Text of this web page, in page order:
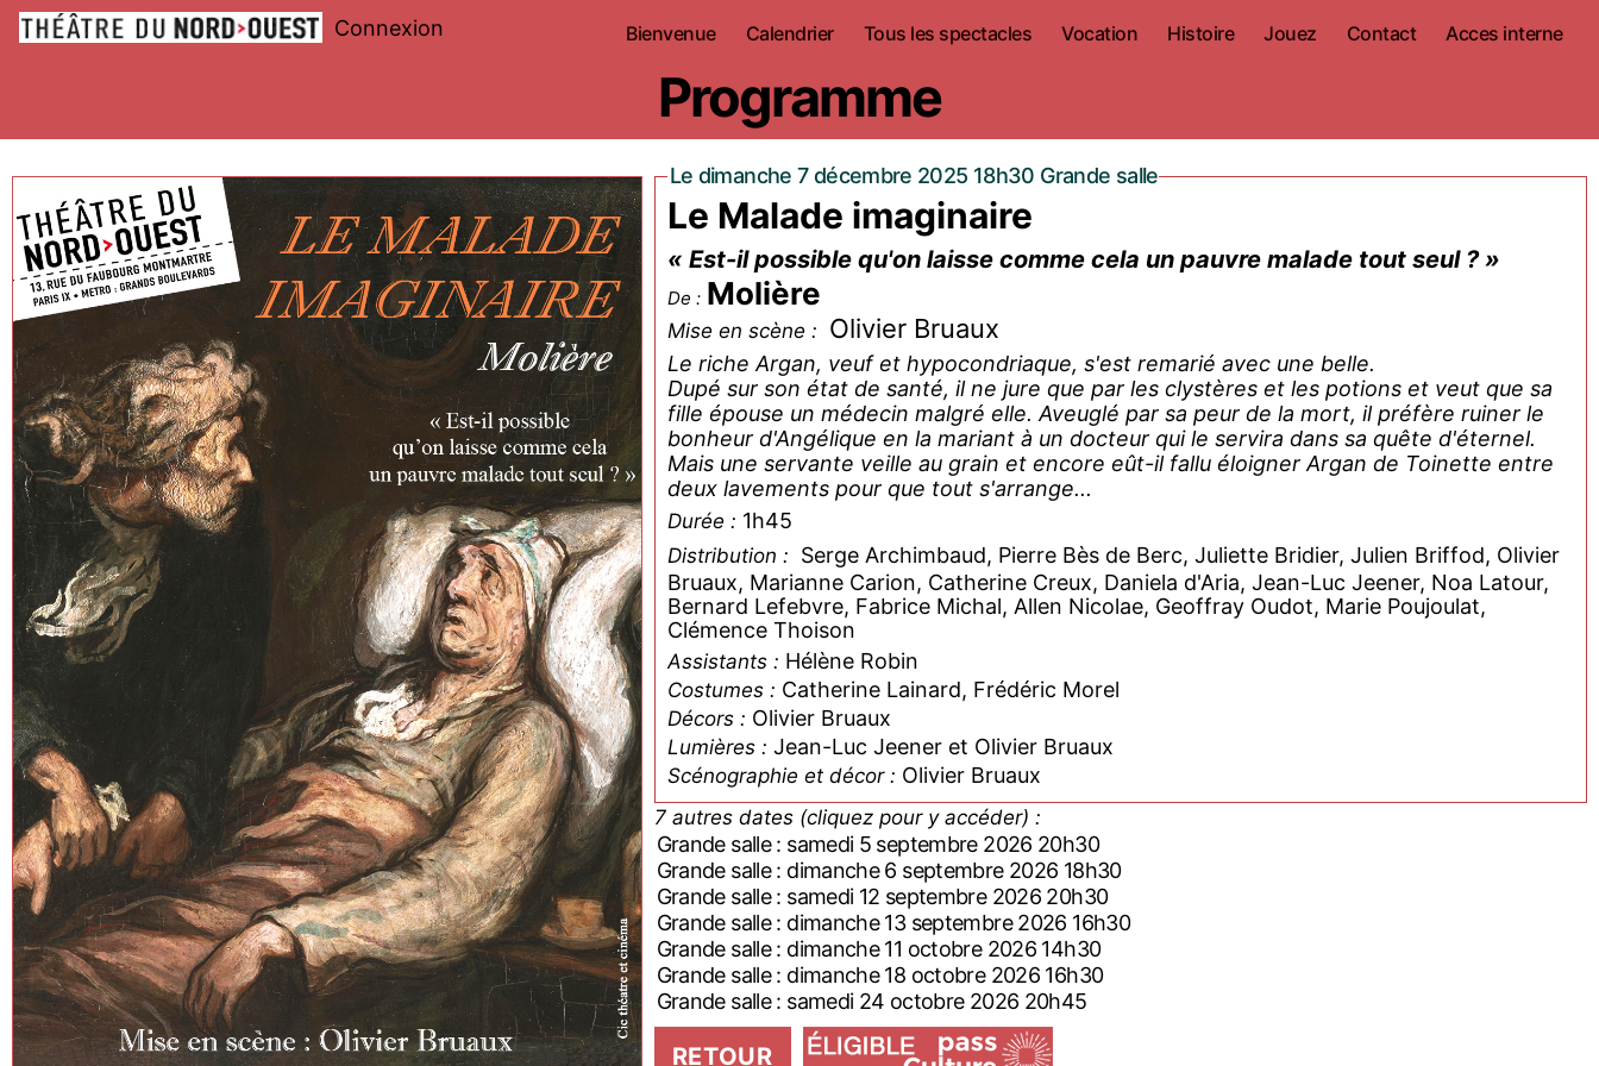
Connexion Bienvenue Calendrier Tous les spectacles Vocation Histoire Jouez Contact Acces interne
Programme
Le dimanche 7 décembre 2025 18h30 Grande salle
Le Malade imaginaire
« Est-il possible qu'on laisse comme cela un pauvre malade tout seul ? »
De : Molière
Mise en scène : Olivier Bruaux
Le riche Argan, veuf et hypocondriaque, s'est remarié avec une belle.
Dupé sur son état de santé, il ne jure que par les clystères et les potions et veut que sa
fille épouse un médecin malgré elle. Aveuglé par sa peur de la mort, il préfère ruiner le
bonheur d'Angélique en la mariant à un docteur qui le servira dans sa quête d'éternel.
Mais une servante veille au grain et encore eût-il fallu éloigner Argan de Toinette entre
deux lavements pour que tout s'arrange...
Durée : 1h45
Distribution : Serge Archimbaud, Pierre Bès de Berc, Juliette Bridier, Julien Briffod, Olivier
Bruaux, Marianne Carion, Catherine Creux, Daniela d'Aria, Jean-Luc Jeener, Noa Latour,
Bernard Lefebvre, Fabrice Michal, Allen Nicolae, Geoffray Oudot, Marie Poujoulat,
Clémence Thoison
Assistants : Hélène Robin
Costumes : Catherine Lainard, Frédéric Morel
Décors : Olivier Bruaux
Lumières : Jean-Luc Jeener et Olivier Bruaux
Scénographie et décor : Olivier Bruaux
7 autres dates (cliquez pour y accéder) :
Grande salle : samedi 5 septembre 2026 20h30
Grande salle : dimanche 6 septembre 2026 18h30
Grande salle : samedi 12 septembre 2026 20h30
Grande salle : dimanche 13 septembre 2026 16h30
Grande salle : dimanche 11 octobre 2026 14h30
Grande salle : dimanche 18 octobre 2026 16h30
Grande salle : samedi 24 octobre 2026 20h45